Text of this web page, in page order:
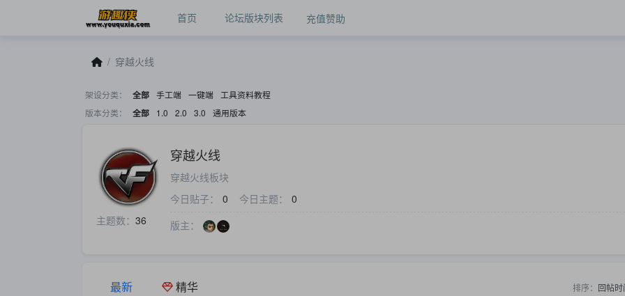
首页 论坛版块列表 充值赞助
穿越火线
架设分类： 全部 手工端 一键端
工具资料教程
版本分类：
全部 1.0 2.0 3.0 通用版本
主题数： 36
穿越火线
穿越火线板块
今日贴子：
0 今日主题：
0
版主：
最新 精华 排序： 回帖时